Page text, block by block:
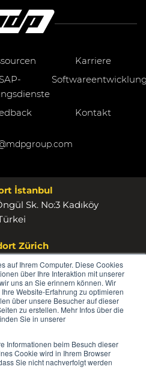
auf Ihrem Computer. Diese Cookies
über Ihre Interaktion mit unserer
uns an Sie erinnern können. Wir
Website-Erfahrung zu optimieren
über unsere Besucher auf dieser
zu erstellen. Mehr Infos über die
Sie in unserer
Informationen beim Besuch dieser
Cookie wird in Ihrem Browser
Sie nicht nachverfolgt werden
Karriere
SAP-
Kontakt
İstanbul
Sk. No:3 Kadıköy
Zürich
53 8832 Wollerau